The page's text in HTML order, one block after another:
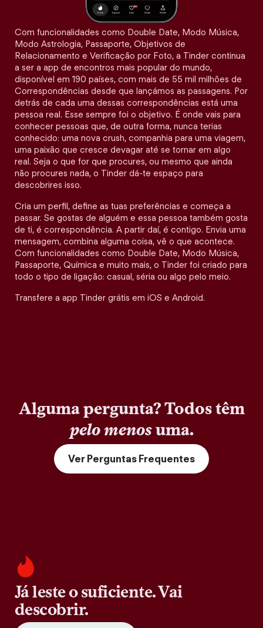
Com funcionalidades como Double Date, Modo Música,
Modo Astrologia, Passaporte, Objetivos de
Relacionamento e Verificação por Foto, a Tinder continua
a ser a app de encontros mais popular do mundo,
disponível em 190 países, com mais de 55 mil milhões de
Correspondências desde que lançámos as passagens. Por
detrás de cada uma dessas correspondências está uma
pessoa real. Esse sempre foi o objetivo. É onde vais para
conhecer pessoas que, de outra forma, nunca terias
conhecido: uma nova crush, companhia para uma viagem,
uma paixão que cresce devagar até se tornar em algo
real. Seja o que for que procures, ou mesmo que ainda
não procures nada, o Tinder dá-te espaço para
descobrires isso.
Cria um perfil, define as tuas preferências e começa a
passar. Se gostas de alguém e essa pessoa também gosta
de ti, é correspondência. A partir daí, é contigo. Envia uma
mensagem, combina alguma coisa, vê o que acontece.
Com funcionalidades como Double Date, Modo Música,
Passaporte, Química e muito mais, o Tinder foi criado para
todo o tipo de ligação: casual, séria ou algo pelo meio.
Transfere a app Tinder grátis em iOS e Android.
Alguma pergunta? Todos têm
pelo menosuma.
Ver Perguntas Frequentes
Já leste o suficiente. Vai
descobrir.